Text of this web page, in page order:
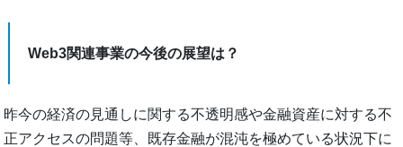
Web3関連事業の今後の展望は？
昨今の経済の見通しに関する不透明感や金融資産に対する不
正アクセスの問題等、既存金融が混沌を極めている状況下に